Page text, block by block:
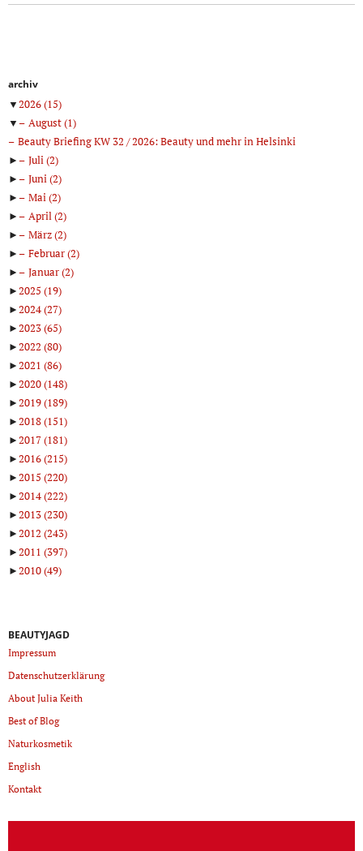
archiv
▼2026(15)
▼
August(1)
Beauty Briefing KW 32 / 2026: Beauty und mehr in Helsinki
►
Juli(2)
►
Juni(2)
►
Mai(2)
►
April(2)
►
März(2)
►
Februar(2)
►
Januar(2)
►2025 (19)
►2024(27)
►2023(65)
►2022 (80)
►2021 (86)
►2020(148)
►2019(189)
►2018(151)
►2017(181)
►2016(215)
►2015 (220)
►2014(222)
►2013(230)
►2012 (243)
►2011 (397)
►2010(49)
BEAUTYJAGD
Impressum
Datenschutzerklärung
About Julia Keith
Best of Blog
Naturkosmetik
English
Kontakt